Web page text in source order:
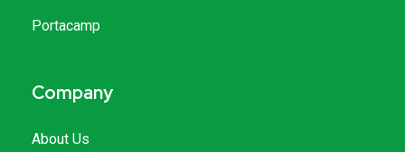
Portacamp
Company
About Us